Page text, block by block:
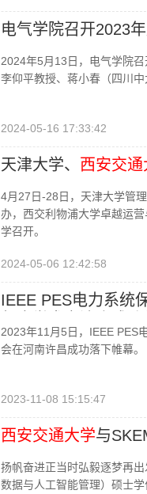
电气学院召开2023
2024年5月13日，电气学院
李仰平教授、蒋小春（四川中
2024-05-16 17:33:42
天津大学、 西安交通
4月27日-28日，天津大学管理
办，西交利物浦大学卓越运
学召开。
2024-05-06 12:42:58
IEEE PES电力系统
2023年11月5日，IEEE PES
会在河南许昌成功落下帷幕。
2023-11-08 15:15:47
西安交通大学与
扬帆奋进正当时弘毅逐梦再出
数据与人工智能管理）硕士